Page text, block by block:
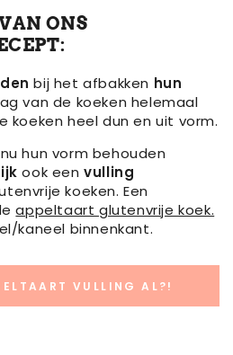
ONS
bij het afbakken hun
van de koeken helemaal
koeken heel dun en uit vorm.
hun vorm behouden
ook eenvulling
koeken. Een
appeltaart glutenvrije koek.
kaneel binnenkant.
VULLING AL?!